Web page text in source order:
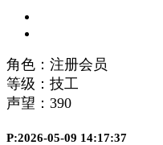
角色：注册会员
等级：技工
声望： 390
P:2026-05-09 14:17:37